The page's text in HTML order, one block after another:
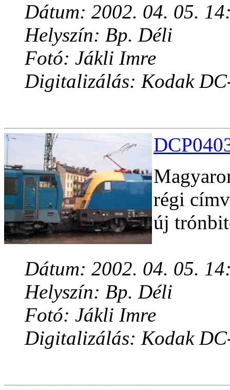
Dátum: 2002. 04. 05.
Helyszín: Bp. Déli
Fotó: Jákli Imre
Digitalizálás: Kodak
régi
új
Dátum: 2002. 04. 05.
Helyszín: Bp. Déli
Fotó: Jákli Imre
Digitalizálás: Kodak